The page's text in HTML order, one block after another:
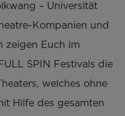
– Universität
Kompanien und
zeigen Euch im
SPIN Festivals die
welches ohne
Hilfe des gesamten